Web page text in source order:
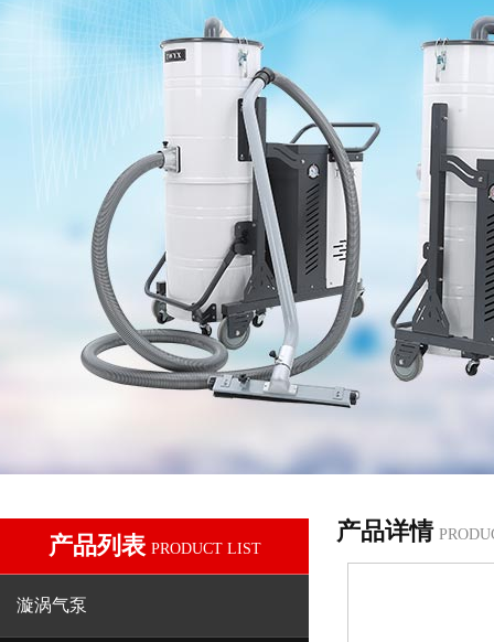
产品列表 PRODUCT LIST
漩涡气泵
产品详情